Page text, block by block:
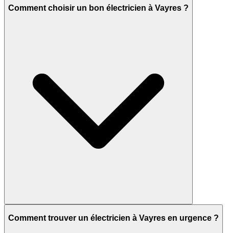
Comment choisir un bon électricien à Vayres ?
Comment trouver un électricien à Vayres en urgence ?